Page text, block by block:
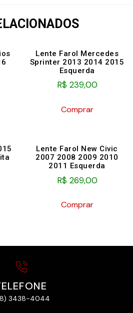
Lente Farol Mercedes
Sprinter 2013 2014 2015
Esquerda
R$239,00
Comprar
Lente Farol New Civic
2007 2008 2009 2010
2011 Esquerda
R$269,00
Comprar
3438-4044